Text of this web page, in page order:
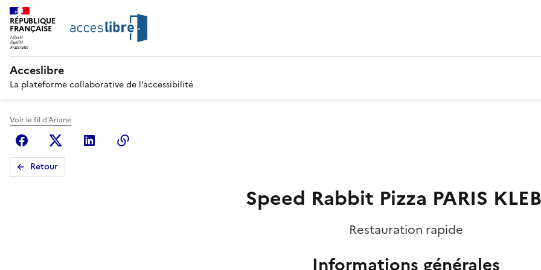
RÉPUBLIQUE
FRANÇAISE
Acceslibre
La plateforme collaborative de l’accessibilité
Voir le fil d'Ariane
FacebookX (anciennement Twitter)
Linkedin
Retour
Speed Rabbit Pizza PARIS
Restauration rapide
Informations générales